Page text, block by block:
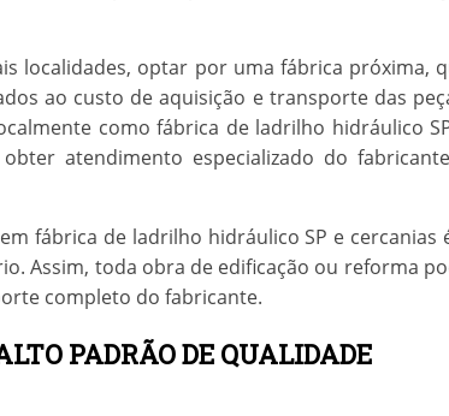
localidades, optar por uma fábrica próxima,
ao custo de aquisição e transporte das
comofábrica de ladrilho hidráulico
atendimento especializado do
fábrica de ladrilho hidráulico SP e cercanias
Assim, toda obra de edificação ou reforma
completo do fabricante.
PADRÃO DE QUALIDADE